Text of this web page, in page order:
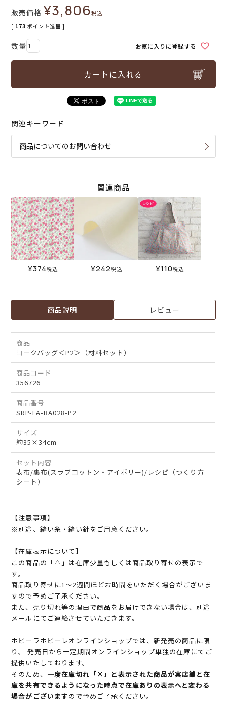
販売価格 ¥3,806税込
[ 173 ポイント進呈 ]
お気に入りに登録する
カートに入れる
関連キーワード
商品についてのお問い合わせ
関連商品
¥374税込 ¥242税込 ¥110税込
商品説明 レビュー
商品
ヨークバッグ＜P2＞（材料セット）
商品コード
356726
商品番号
SRP-FA-BA028-P2
サイズ
約35×34cm
セット内容
表布/裏布(スラブコットン・アイボリー)/レシピ（つくり方
シート）
【注意事項】
※別途、縫い糸・縫い針をご用意ください。
【在庫表示について】
この商品の「△」は在庫少量もしくは商品取り寄せの表示で
す。
商品取り寄せに1～2週間ほどお時間をいただく場合がございま
すので予めご了承ください。
また、売り切れ等の理由で商品をお届けできない場合は、別途
メールにてご連絡させていただきます。
ホビーラホビーレオンラインショップでは、新発売の商品に限
り、 発売日から一定期間オンラインショップ単独の在庫にてご
提供いたしております。
そのため、 一度在庫切れ「×」と表示された商品が実店舗と在
庫を共有できるようになった時点で在庫ありの表示へと変わる
場合がございますので予めご了承ください。